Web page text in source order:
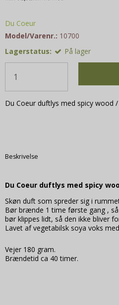
Du Coeur
Model/Varenr.: 10700
Lagerstatus:
På lager
Du Coeur duftlys med spicy wood /
Beskrivelse
Du Coeur duftlys med spicy
Skøn duft som spreder sig i
Bør brænde 1 time første gang ,
bør klippes lidt, så den ikke bliver
Lavet af vegetabilsk soya voks
Vejer 180 gram.
Brændetid ca 40 timer.